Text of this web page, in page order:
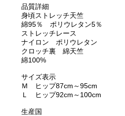
品質詳細
身頃ストレッチ天竺
綿95％ ポリウレタン5％
ストレッチレース
ナイロン ポリウレタン
クロッチ裏 綿天竺
綿100%
サイズ表示
Ｍ ヒップ87cm～95cm
Ｌ ヒップ92cm～100cm
生産国